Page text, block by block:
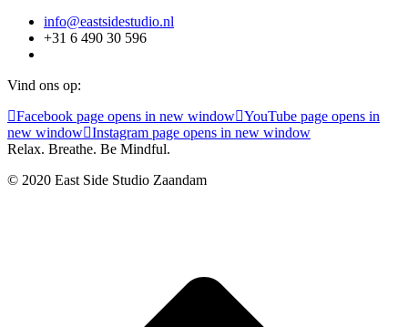
info@eastsidestudio.nl
+31 6 490 30 596
Vind ons op:
Facebook page opens in new window YouTube page opens in
new window Instagram page opens in new window
Relax. Breathe. Be Mindful.
© 2020 East Side Studio Zaandam